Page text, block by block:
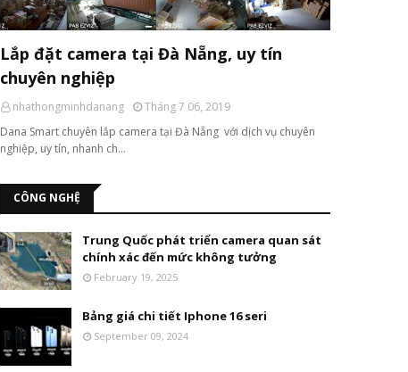
Lắp đặt camera tại Đà Nẵng, uy tín
chuyên nghiệp
nhathongminhdanang
Tháng 7 06, 2019
Dana Smart chuyên lắp camera tại Đà Nẵng với dịch vụ chuyên
nghiệp, uy tín, nhanh ch…
CÔNG NGHỆ
Trung Quốc phát triển camera quan sát
chính xác đến mức không tưởng
February 19, 2025
Bảng giá chi tiết Iphone 16 seri
September 09, 2024